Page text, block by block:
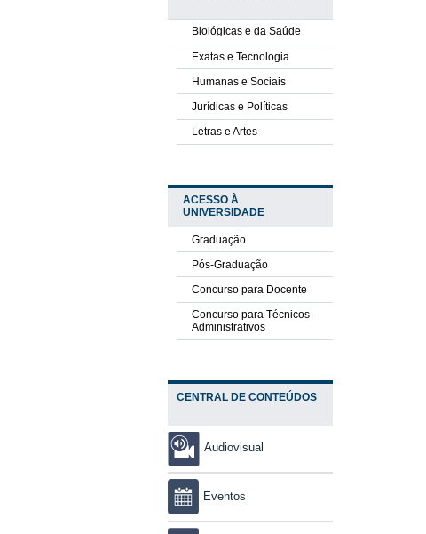
Biológicas e da Saúde
Exatas e Tecnologia
Humanas e Sociais
Jurídicas e Políticas
Letras e Artes
ACESSO À
UNIVERSIDADE
Graduação
Pós-Graduação
Concurso para Docente
Concurso para Técnicos-
Administrativos
CENTRAL DE CONTEÚDOS
Audiovisual
Eventos